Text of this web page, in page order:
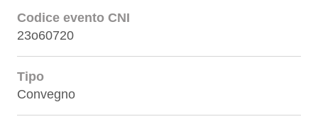
Codice evento CNI
23o60720
Tipo
Convegno